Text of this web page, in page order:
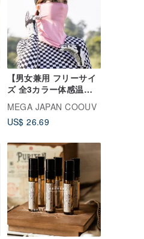
【男女兼用 フリーサイ
ズ 全3カラー体感温度
UPF 50+MEGA Golf 夏
の雪 Sun Guard Multi
Mask】
MEGA JAPAN COOUV
US$ 26.69